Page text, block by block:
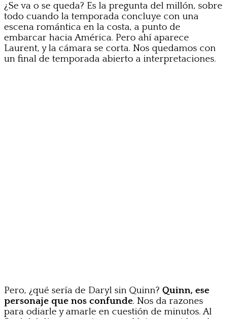
¿Se va o se queda? Es la pregunta del millón, sobre
todo cuando la temporada concluye con una
escena romántica en la costa, a punto de
embarcar hacia América. Pero ahí aparece
Laurent, y la cámara se corta. Nos quedamos con
un final de temporada abierto a interpretaciones.
Pero, ¿qué sería de Daryl sin Quinn? Quinn, ese
personaje que nos confunde. Nos da razones
para odiarle y amarle en cuestión de minutos. Al